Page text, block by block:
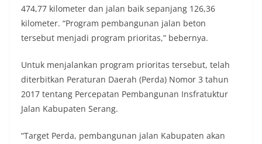
474,77 kilometer dan jalan baik sepanjang 126,36
kilometer. “Program pembangunan jalan beton
tersebut menjadi program prioritas,” bebernya.
Untuk menjalankan program prioritas tersebut, telah
diterbitkan Peraturan Daerah (Perda) Nomor 3 tahun
2017 tentang Percepatan Pembangunan Insfratuktur
Jalan Kabupaten Serang.
“Target Perda, pembangunan jalan Kabupaten akan